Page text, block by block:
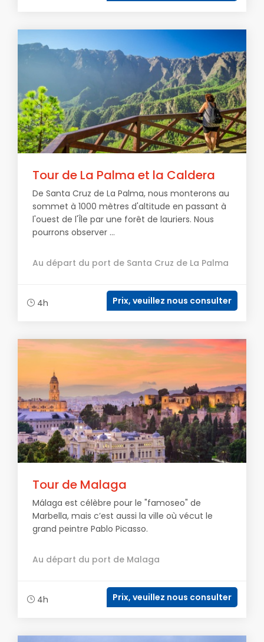
Tour de La Palma et la Caldera
De Santa Cruz de La Palma, nous monterons au
sommet à 1000 mètres d'altitude en passant à
l'ouest de l'Île par une forêt de lauriers. Nous
pourrons observer ...
Au départ du port de Santa Cruz de La Palma
4h Prix, veuillez nous consulter
Tour de Malaga
Málaga est célèbre pour le "famoseo" de
Marbella, mais c’est aussi la ville où vécut le
grand peintre Pablo Picasso.
Au départ du port de Malaga
4h Prix, veuillez nous consulter